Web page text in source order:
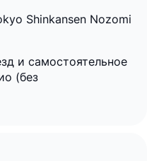
Shinkansen Nozomi
и самостоятельное
(без